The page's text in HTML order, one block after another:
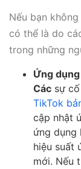
Nếu bạn
có thể là do
trong những
Ứng
Các sự
TikTok
cập nhật
ứng dụng
hiệu suất
mới. Nếu